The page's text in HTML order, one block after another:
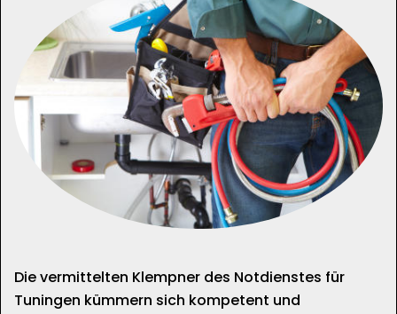
Die vermittelten Klempner des Notdienstes für
Tuningen kümmern sich kompetent und